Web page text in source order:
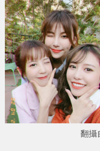
翻攝